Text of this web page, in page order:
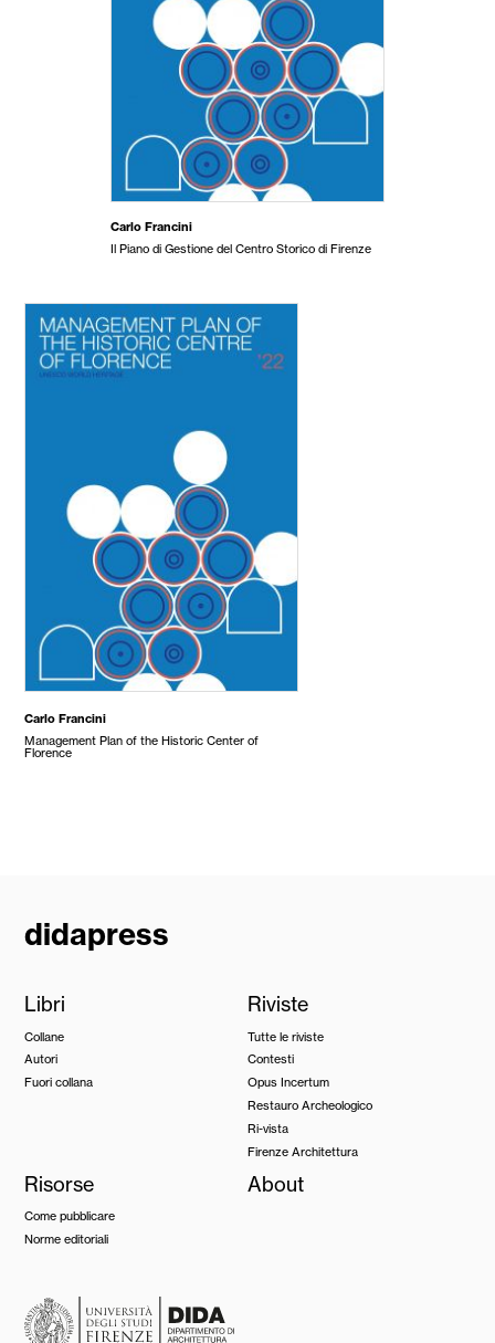
Carlo Francini
Il Piano di Gestione del Centro Storico di Firenze
Carlo Francini
Management Plan of the Historic Center of
Florence
didapress
Libri
Collane
Autori
Fuori collana
Riviste
Tutte le riviste
Contesti
Opus Incertum
Restauro Archeologico
Ri-vista
Firenze Architettura
Risorse
Come pubblicare
Norme editoriali
About